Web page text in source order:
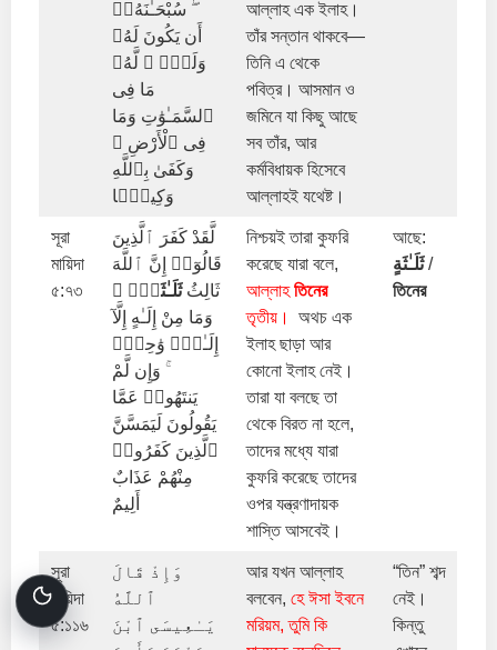
ۖ سُبْحَـٰنَهُۥٓ
أَن يَكُونَ لَهُۥ
وَلَدٌۭ ۘ لَّهُۥ
مَا فِى
ٱلسَّمَـٰوَٰتِ وَمَا
فِى ٱلْأَرْضِ ۗ
وَكَفَىٰ بِٱللَّهِ
وَكِيلًۭا
আল্লাহ এক ইলাহ।
তাঁর সন্তান থাকবে—
তিনি এ থেকে
পবিত্র। আসমান ও
জমিনে যা কিছু আছে
সব তাঁর, আর
কর্মবিধায়ক হিসেবে
আল্লাহই যথেষ্ট।
সূরা
মায়িদা
৫:৭৩
لَّقَدْ كَفَرَ ٱلَّذِينَ
قَالُوٓا۟ إِنَّ ٱللَّهَ
ثَالِثُثَلَـٰثَةٍۢ ۘ
وَمَا مِنْ إِلَـٰهٍ إِلَّآ
إِلَـٰهٌۭ وَٰحِدٌۭ
ۚ وَإِن لَّمْ
يَنتَهُوا۟ عَمَّا
يَقُولُونَ لَيَمَسَّنَّ
ٱلَّذِينَ كَفَرُوا۟
مِنْهُمْ عَذَابٌ
أَلِيمٌ
নিশ্চয়ই তারা কুফরি
করেছে যারা বলে,
আল্লাহতিনের
তৃতীয়।
অথচ এক
ইলাহ ছাড়া আর
কোনো ইলাহ নেই।
তারা যা বলছে তা
থেকে বিরত না হলে,
তাদের মধ্যে যারা
কুফরি করেছে তাদের
ওপর যন্ত্রণাদায়ক
শাস্তি আসবেই।
আছে:
ثَلَـٰثَةٍ/
তিনের
সূরা
মায়িদা
৫:১১৬
وَإِذْ قَالَ
ٱللَّهُ
يَـٰعِيسَى ٱبْنَ
আর যখন আল্লাহ
বলবেন, হে ঈসা ইবনে
মরিয়ম, তুমি কি
“তিন” শব্দ
নেই।
কিন্তু